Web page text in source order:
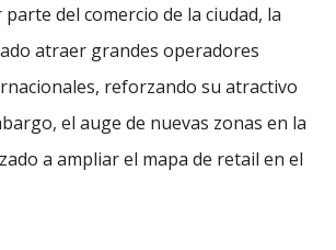
del comercio de la ciudad, la
atraer grandes operadores
reforzando su atractivo
el auge de nuevas zonas en la
a ampliar el mapa de retail en el